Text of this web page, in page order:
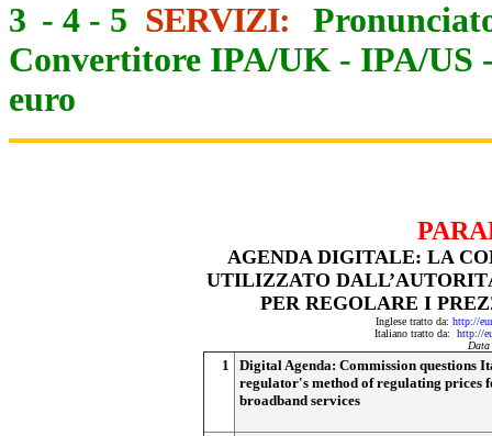
3 - 4 - 5 SERVIZI:
Convertitore IPA/UK - IPA/US
euro
AGENDA DIGITALE: LA
UTILIZZATO
PER REGOLARE I
Inglese tratto da: http://
Italiano tratto da: http://
Data
1
Digital Agenda: Commission questions
regulator's method of regulating prices
broadband services